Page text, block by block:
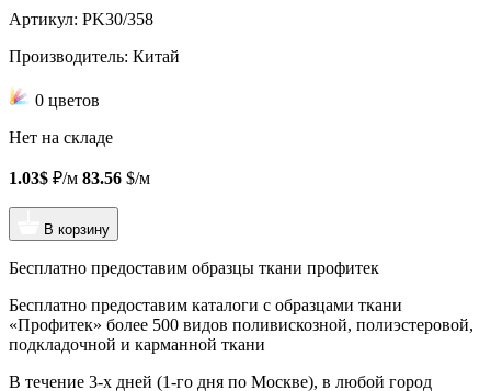
Артикул: PK30/358
Производитель: Китай
0 цветов
Нет на складе
1.03$ ₽/м 83.56 $/м
В корзину
Бесплатно предоставим образцы ткани профитек
Бесплатно предоставим каталоги с образцами ткани
«Профитек» более 500 видов поливискозной, полиэстеровой,
подкладочной и карманной ткани
В течение 3-х дней (1-го дня по Москве), в любой город